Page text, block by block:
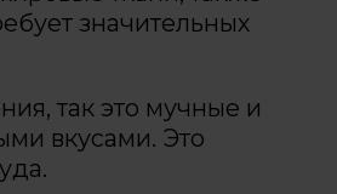
значительных
так это мучные и
вкусами. Это